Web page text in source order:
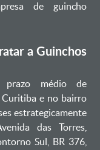
de guincho
a Guinchos
prazo médio de
e no bairro
estrategicamente
das Torres,
Sul, BR 376,